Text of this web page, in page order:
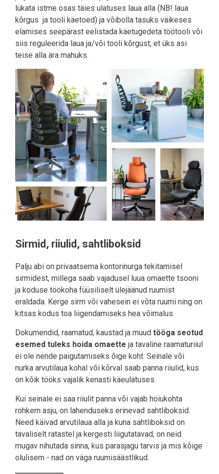
lükata istme osas täies ulatuses laua alla (NB! laua
kõrgus ja tooli käetoed) ja võibolla tasuks väikeses
elamises seepärast eelistada käetugedeta töötooli või
siis reguleerida laua ja/või tooli kõrgust, et üks asi
teise alla ära mahuks.
Sirmid, riiulid, sahtliboksid
Palju abi on privaatsema kontorinurga tekitamisel
sirmidest, millega saab vajadusel luua omaette tsooni
ja koduse töökoha füüsiliselt ülejäänud ruumist
eraldada. Kerge sirm või vahesein ei võta ruumi ning on
kitsas kodus toa liigendamiseks hea võimalus.
Dokumendid, raamatud, kaustad ja muud tööga seotud
esemed tuleks hoida omaette ja tavaline raamaturiiul
ei ole nende paigutamiseks õige koht. Seinale või
nurka arvutilaua kohal või kõrval saab panna riiulid, kus
on kõik tööks vajalik kenasti käeulatuses.
Kui seinale ei saa riiulit panna või vajab hoiukohta
rohkem asju, on lahenduseks erinevad sahtliboksid.
Need käivad arvutilaua alla ja kuna sahtliboksid on
tavaliselt ratastel ja kergesti liigutatavad, on neid
mugav nihutada sinna, kus parasjagu tarvis ja mis kõige
olulisem - nad on väga ruumisäästlikud.